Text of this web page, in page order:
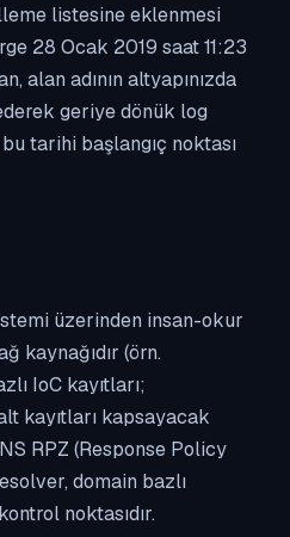
listesine eklenmesi
28 Ocak 2019 saat 11:23
alan adının altyapınızda
geriye dönük log
tarihi başlangıç noktası
üzerinden insan-okur
kaynağıdır (örn.
IoC kayıtları;
kayıtları kapsayacak
RPZ (Response Policy
domain bazlı
noktasıdır.